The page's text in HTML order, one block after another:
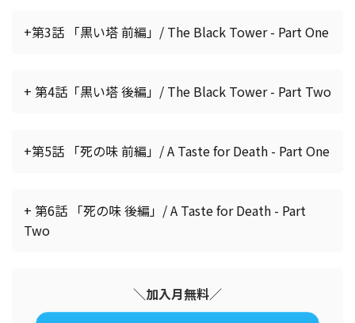
+第3話 「黒い塔 前編」/ The Black Tower - Part One
+ 第4話「黒い塔 後編」/ The Black Tower - Part Two
+第5話 「死の味 前編」/ A Taste for Death - Part One
+ 第6話 「死の味 後編」/ A Taste for Death - Part
Two
＼加入月無料／